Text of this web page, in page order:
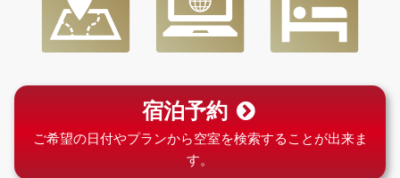
宿泊予約
ご希望の日付やプランから空室を検索することが出来ま
す。